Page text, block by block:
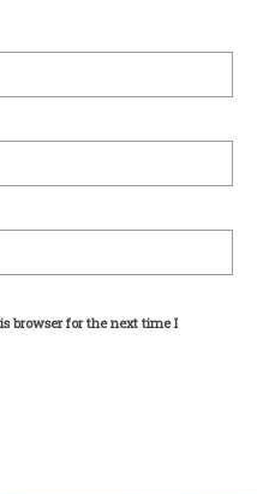
browser for the next time I